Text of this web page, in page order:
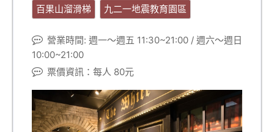
百果山溜滑梯
九二一地震教育園區
營業時間: 週一～週五 11:30~21:00 / 週六～週日
10:00~21:00
票價資訊：每人 80元